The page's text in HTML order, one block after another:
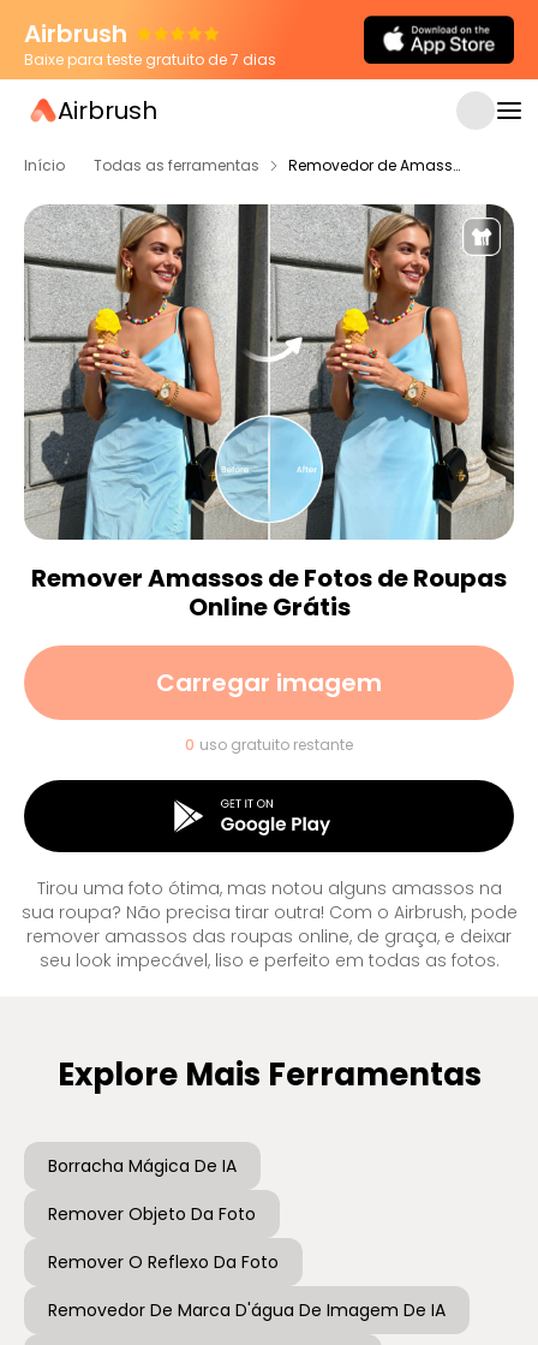
Airbrush
Baixe para teste gratuito de 7 dias
Airbrush
Início Todas as ferramentas Removedor de Amassos de Roupas com IA
Remover Amassos de Fotos de Roupas
Online Grátis
Tirou uma foto ótima, mas notou alguns amassos na
sua roupa? Não precisa tirar outra! Com o Airbrush, pode
remover amassos das roupas online, de graça, e deixar
seu look impecável, liso e perfeito em todas as fotos.
Carregar imagem
0 uso gratuito restante
Explore Mais Ferramentas
Borracha Mágica De IA
Remover Objeto Da Foto
Remover O Reflexo Da Foto
Removedor De Marca D'água De Imagem De IA